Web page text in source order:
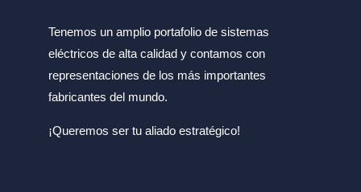
Tenemos un amplio portafolio de sistemas
eléctricos de alta calidad y contamos con
representaciones de los más importantes
fabricantes del mundo.
¡Queremos ser tu aliado estratégico!